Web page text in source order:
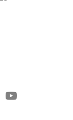
TwitterYouTube